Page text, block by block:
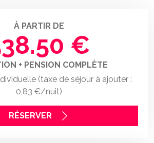
À PARTIR DE
€
+ PENSION COMPLÈTE
(taxe de séjour à ajouter :
0,83 €/nuit)
RÉSERVER